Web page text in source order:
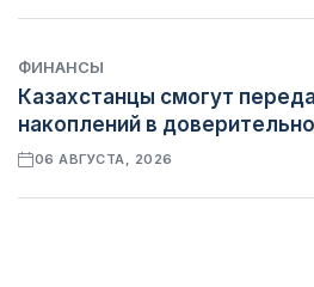
ФИНАНСЫ
Казахстанцы смогут
накоплений в
06 АВГУСТА, 2026